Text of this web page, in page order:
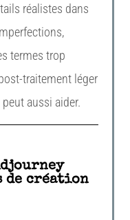
réalistes dans
termes trop
traitement léger
aussi aider.
de création